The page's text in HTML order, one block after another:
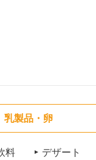
乳製品・卵
料
デザート